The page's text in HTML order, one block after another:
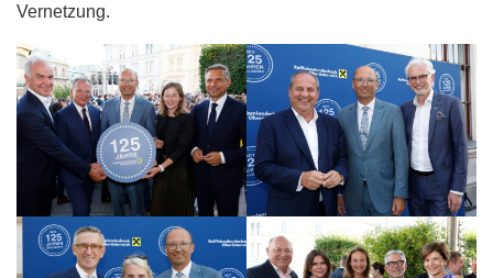
Vernetzung.